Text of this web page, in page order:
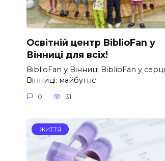
Освітній центр BiblioFan у
Вінниці для всіх!
BiblioFan у Вінниці BiblioFan у серці
Вінниці: майбутнє
0 31
ЖИТТЯ